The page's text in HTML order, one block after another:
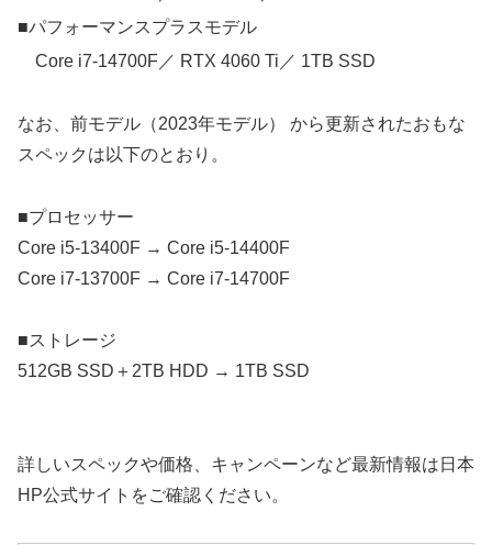
■パフォーマンスプラスモデル
Core i7-14700F／ RTX 4060 Ti／ 1TB SSD
なお、前モデル（2023年モデル） から更新されたおもな
スペックは以下のとおり。
■プロセッサー
Core i5-13400F → Core i5-14400F
Core i7-13700F → Core i7-14700F
■ストレージ
512GB SSD＋2TB HDD → 1TB SSD
詳しいスペックや価格、キャンペーンなど最新情報は日本
HP公式サイトをご確認ください。